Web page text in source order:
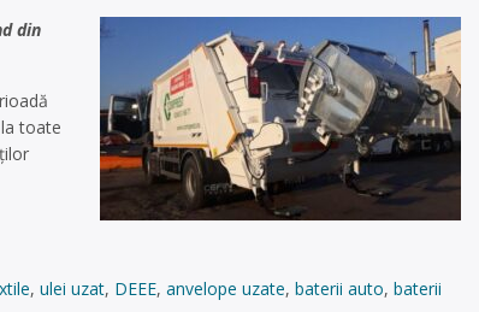
din
toate
, ulei uzat, DEEE, anvelope uzate, baterii auto, baterii